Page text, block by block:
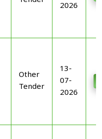
2026
Other
Tender
13-
07-
2026